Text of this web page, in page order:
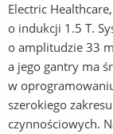
Electric
o indukcji 1.5 T.
o amplitudzie 33
a jego gantry ma
w
szerokiego
czynnościowych.